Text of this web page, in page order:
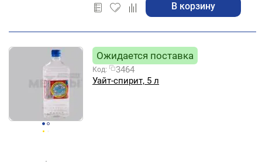
В корзину
Ожидается поставка
Код:
3464
Уайт-спирит, 5 л